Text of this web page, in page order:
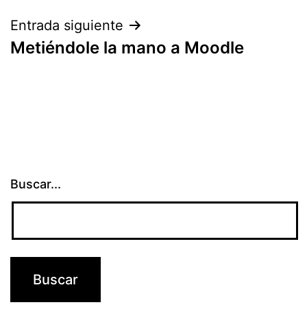
Entrada siguiente
Metiéndole la mano a Moodle
Buscar...